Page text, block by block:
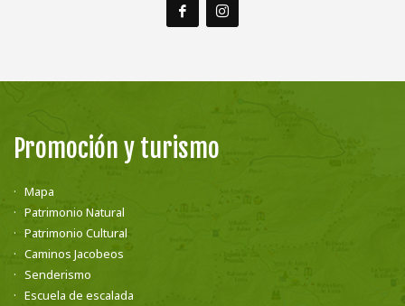
Promoción y turismo
Mapa
Patrimonio Natural
Patrimonio Cultural
Caminos Jacobeos
Senderismo
Escuela de escalada